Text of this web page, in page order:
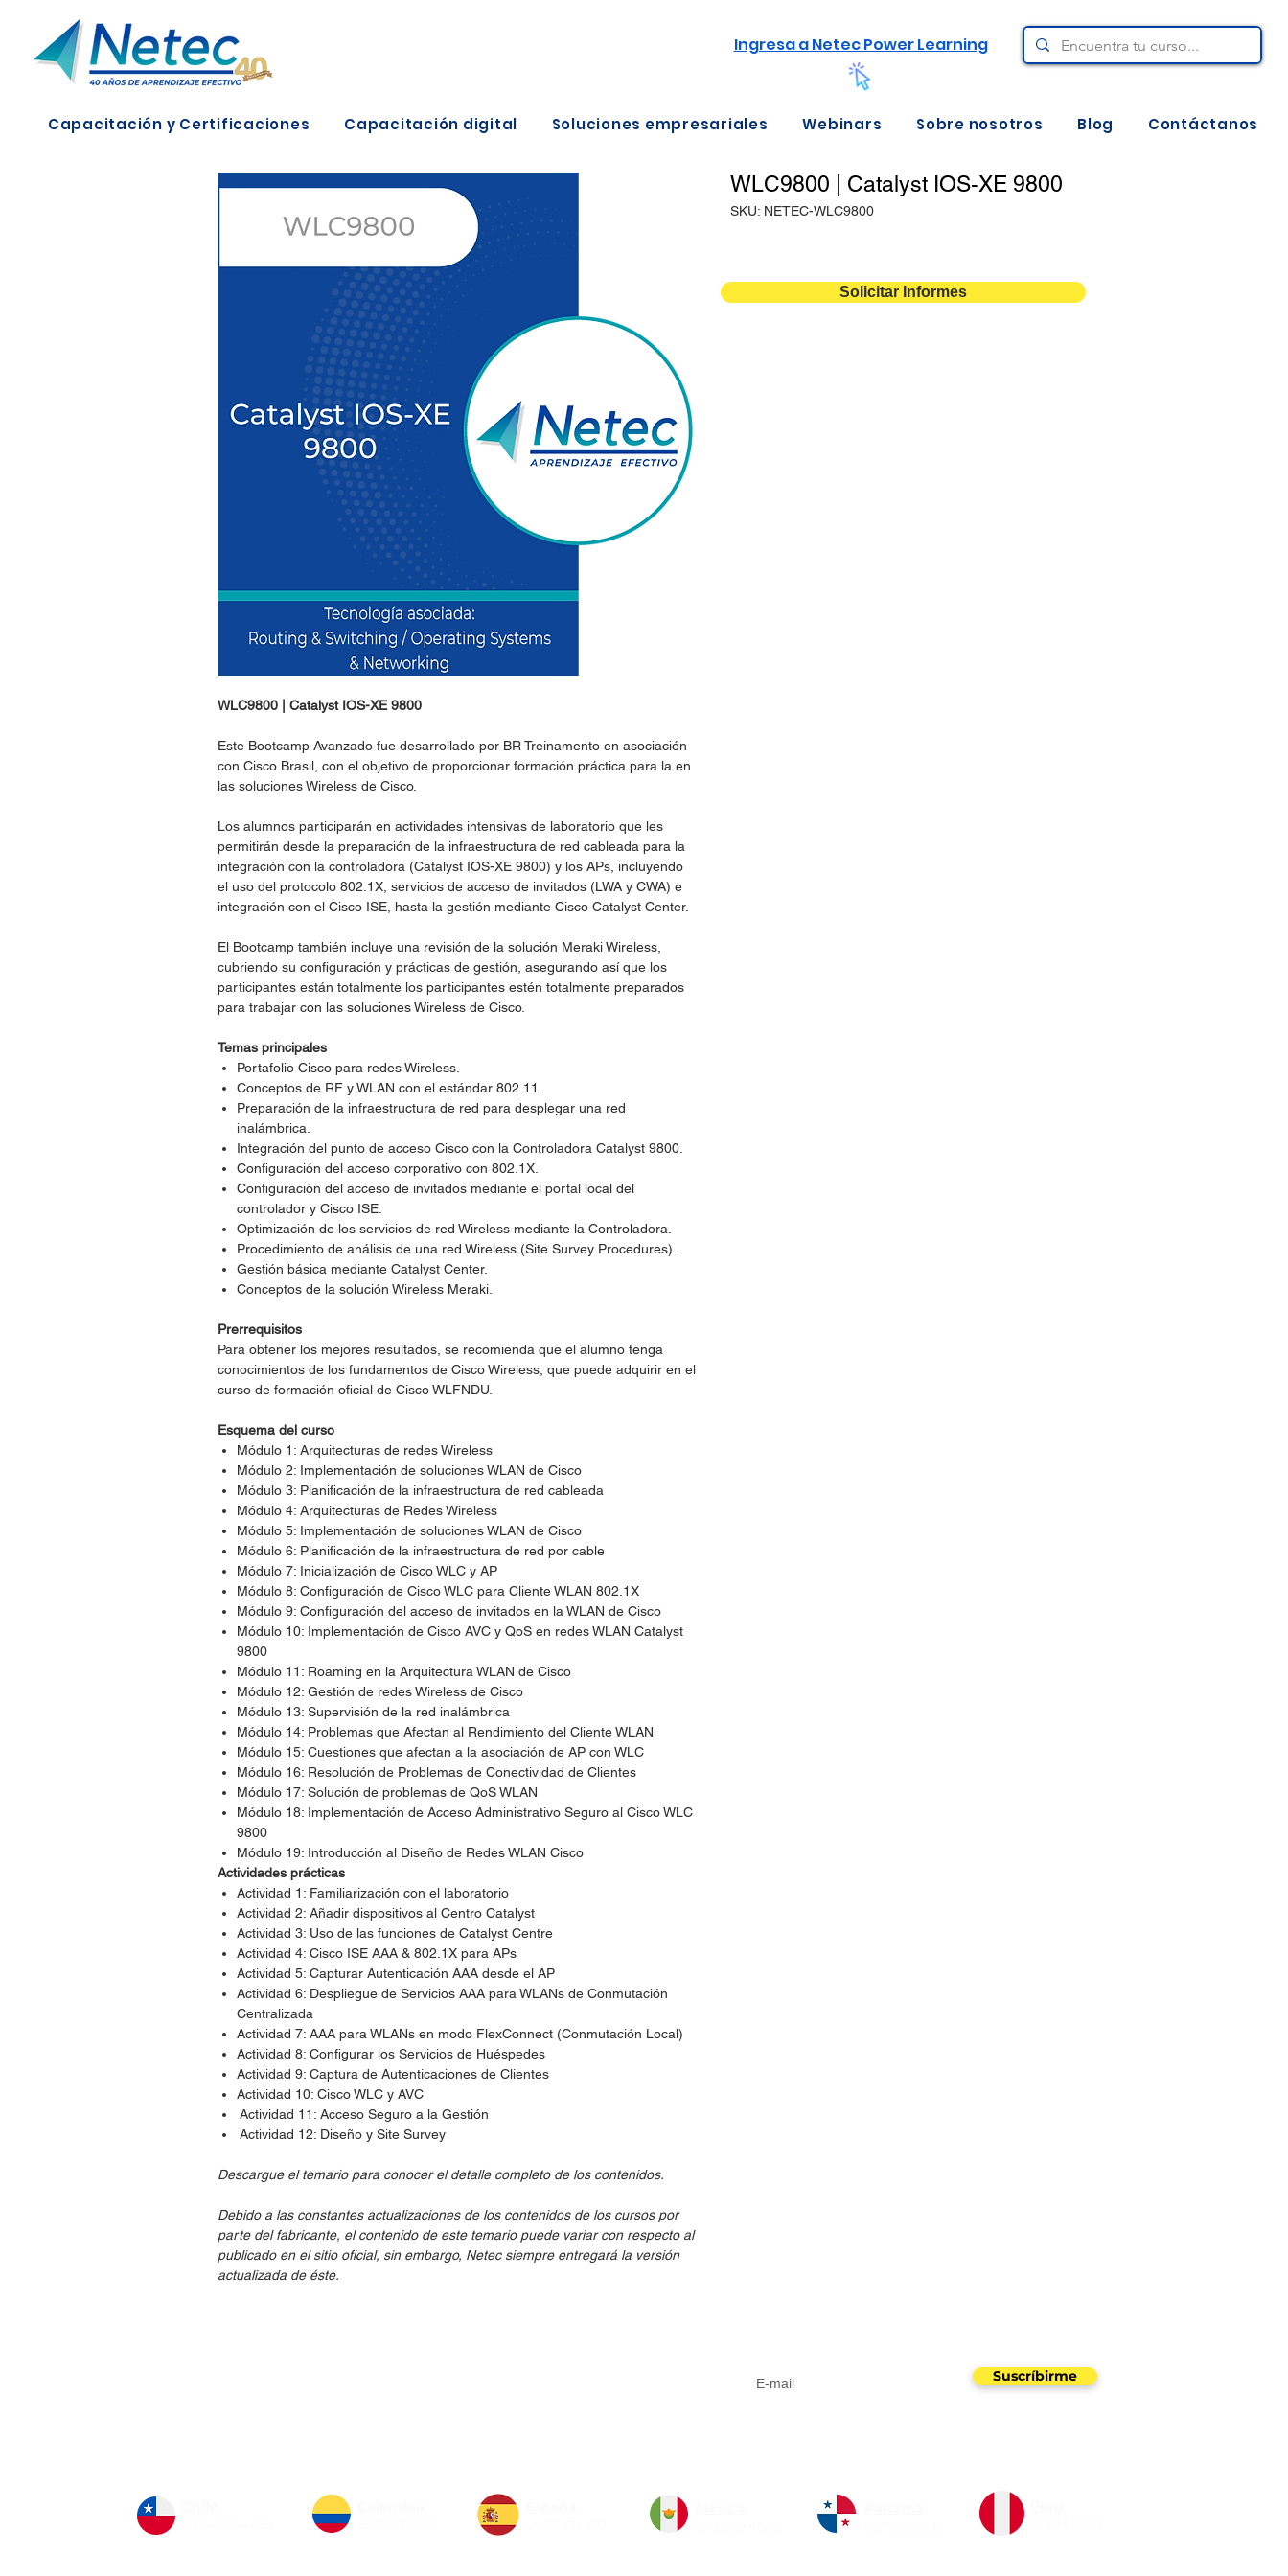
Ingresa a Netec Power Learning
Capacitación y Certificaciones Capacitación digital Soluciones empresariales Webinars Sobre nosotros Blog Contáctanos
WLC9800 | Catalyst IOS-XE 9800
Este Bootcamp Avanzado fue desarrollado por BR Treinamento en asociación
con Cisco Brasil, con el objetivo de proporcionar formación práctica para la en
las soluciones Wireless de Cisco.
Los alumnos participarán en actividades intensivas de laboratorio que les
permitirán desde la preparación de la infraestructura de red cableada para la
integración con la controladora (Catalyst IOS-XE 9800) y los APs, incluyendo
el uso del protocolo 802.1X, servicios de acceso de invitados (LWA y CWA) e
integración con el Cisco ISE, hasta la gestión mediante Cisco Catalyst Center.
El Bootcamp también incluye una revisión de la solución Meraki Wireless,
cubriendo su configuración y prácticas de gestión, asegurando así que los
participantes están totalmente los participantes estén totalmente preparados
para trabajar con las soluciones Wireless de Cisco.
Temas principales
Portafolio Cisco para redes Wireless.
Conceptos de RF y WLAN con el estándar 802.11.
Preparación de la infraestructura de red para desplegar una red
inalámbrica.
Integración del punto de acceso Cisco con la Controladora Catalyst 9800.
Configuración del acceso corporativo con 802.1X.
Configuración del acceso de invitados mediante el portal local del
controlador y Cisco ISE.
Optimización de los servicios de red Wireless mediante la Controladora.
Procedimiento de análisis de una red Wireless (Site Survey Procedures).
Gestión básica mediante Catalyst Center.
Conceptos de la solución Wireless Meraki.
Prerrequisitos
Para obtener los mejores resultados, se recomienda que el alumno tenga
conocimientos de los fundamentos de Cisco Wireless, que puede adquirir en el
curso de formación oficial de Cisco WLFNDU.
Esquema del curso
Módulo 1: Arquitecturas de redes Wireless
Módulo 2: Implementación de soluciones WLAN de Cisco
Módulo 3: Planificación de la infraestructura de red cableada
Módulo 4: Arquitecturas de Redes Wireless
Módulo 5: Implementación de soluciones WLAN de Cisco
Módulo 6: Planificación de la infraestructura de red por cable
Módulo 7: Inicialización de Cisco WLC y AP
Módulo 8: Configuración de Cisco WLC para Cliente WLAN 802.1X
Módulo 9: Configuración del acceso de invitados en la WLAN de Cisco
Módulo 10: Implementación de Cisco AVC y QoS en redes WLAN Catalyst
9800
Módulo 11: Roaming en la Arquitectura WLAN de Cisco
Módulo 12: Gestión de redes Wireless de Cisco
Módulo 13: Supervisión de la red inalámbrica
Módulo 14: Problemas que Afectan al Rendimiento del Cliente WLAN
Módulo 15: Cuestiones que afectan a la asociación de AP con WLC
Módulo 16: Resolución de Problemas de Conectividad de Clientes
Módulo 17: Solución de problemas de QoS WLAN
Módulo 18: Implementación de Acceso Administrativo Seguro al Cisco WLC
9800
Módulo 19: Introducción al Diseño de Redes WLAN Cisco
Actividades prácticas
Actividad 1: Familiarización con el laboratorio
Actividad 2: Añadir dispositivos al Centro Catalyst
Actividad 3: Uso de las funciones de Catalyst Centre
Actividad 4: Cisco ISE AAA & 802.1X para APs
Actividad 5: Capturar Autenticación AAA desde el AP
Actividad 6: Despliegue de Servicios AAA para WLANs de Conmutación
Centralizada
Actividad 7: AAA para WLANs en modo FlexConnect (Conmutación Local)
Actividad 8: Configurar los Servicios de Huéspedes
Actividad 9: Captura de Autenticaciones de Clientes
Actividad 10: Cisco WLC y AVC
Actividad 11: Acceso Seguro a la Gestión
Actividad 12: Diseño y Site Survey
Descargue el temario para conocer el detalle completo de los contenidos.
Debido a las constantes actualizaciones de los contenidos de los cursos por
parte del fabricante, el contenido de este temario puede variar con respecto al
publicado en el sitio oficial, sin embargo, Netec siempre entregará la versión
actualizada de éste.
WLC9800 | Catalyst IOS-XE 9800
SKU: NETEC-WLC9800
Solicitar Informes
Suscríbirme